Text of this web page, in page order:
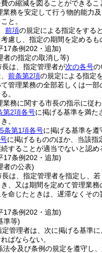
の縮減を図ることができるこ
業務を安定して行う物的能力
と。
前項の規定による指定をする
慮し、指定の期間を定めるも
17条例202・追加)
者の指定の取消し等)
長は、指定管理者が次の各号の
前条第2項の規定による指定
管理業務の全部若しくは一部
。
業務に関する市長の指示に従わ
第2項各号に掲げる基準を満た
。
条第1項各号に掲げる基準を遵
に掲げるもののほか、当該指
することが適当でないと認め
17条例202・追加)
者の公表)
長は、指定管理者を指定し、
、又は期間を定めて管理業務
命じたときは、遅滞なくその
17条例202・追加)
準等)
定管理者は、次に掲げる基準
ばならない。
法令及び条例の規定を遵守し